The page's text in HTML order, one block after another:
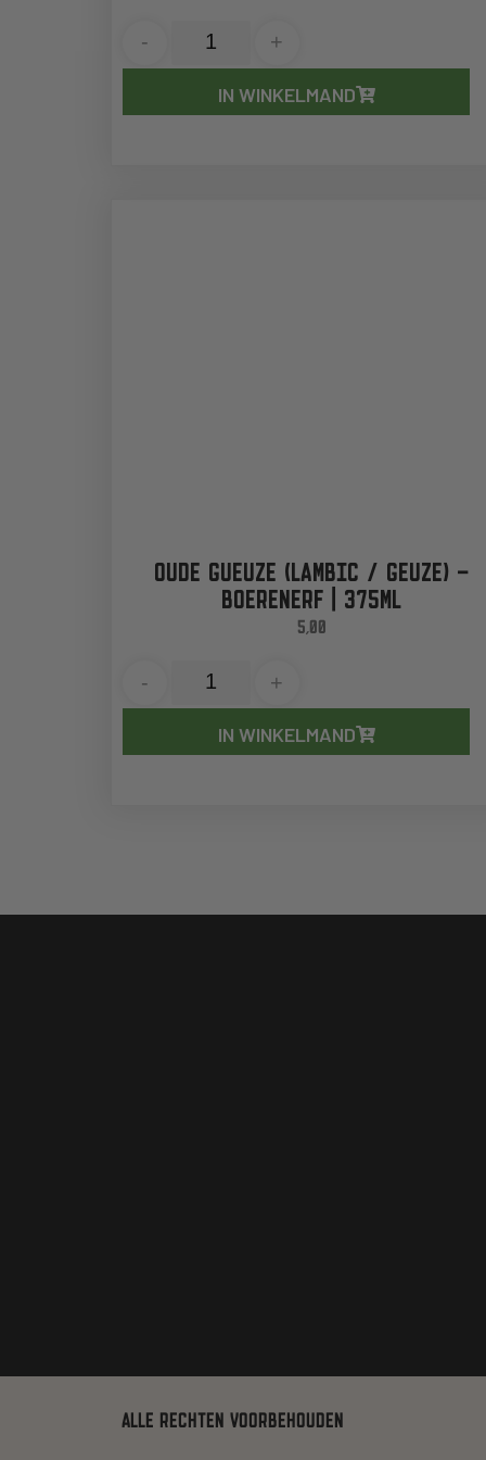
- +
IN WINKELMAND
OUDE GUEUZE (LAMBIC / GEUZE) –
BOERENERF | 375ML
5,00
- +
IN WINKELMAND
ALLE RECHTEN VOORBEHOUDEN